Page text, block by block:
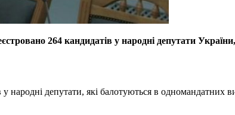
264 кандидатів у народні депутати
народні депутати, які балотуються в одномандатних